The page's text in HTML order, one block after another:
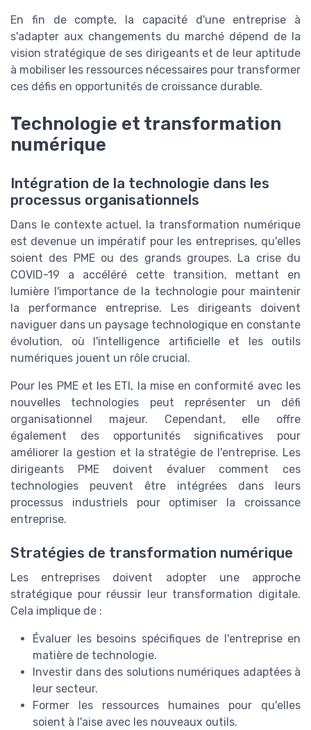
En fin de compte, la capacité d'une entreprise à
s'adapter aux changements du marché dépend de la
vision stratégique de ses dirigeants et de leur aptitude
à mobiliser les ressources nécessaires pour transformer
ces défis en opportunités de croissance durable.
Technologie et transformation
numérique
Intégration de la technologie dans les
processus organisationnels
Dans le contexte actuel, la transformation numérique
est devenue un impératif pour les entreprises, qu'elles
soient des PME ou des grands groupes. La crise du
COVID-19 a accéléré cette transition, mettant en
lumière l'importance de la technologie pour maintenir
la performance entreprise. Les dirigeants doivent
naviguer dans un paysage technologique en constante
évolution, où l'intelligence artificielle et les outils
numériques jouent un rôle crucial.
Pour les PME et les ETI, la mise en conformité avec les
nouvelles technologies peut représenter un défi
organisationnel majeur. Cependant, elle offre
également des opportunités significatives pour
améliorer la gestion et la stratégie de l'entreprise. Les
dirigeants PME doivent évaluer comment ces
technologies peuvent être intégrées dans leurs
processus industriels pour optimiser la croissance
entreprise.
Stratégies de transformation numérique
Les entreprises doivent adopter une approche
stratégique pour réussir leur transformation digitale.
Cela implique de :
Évaluer les besoins spécifiques de l'entreprise en
matière de technologie.
Investir dans des solutions numériques adaptées à
leur secteur.
Former les ressources humaines pour qu'elles
soient à l'aise avec les nouveaux outils.